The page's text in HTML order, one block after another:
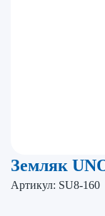
Земляк
Артикул: SU8-160